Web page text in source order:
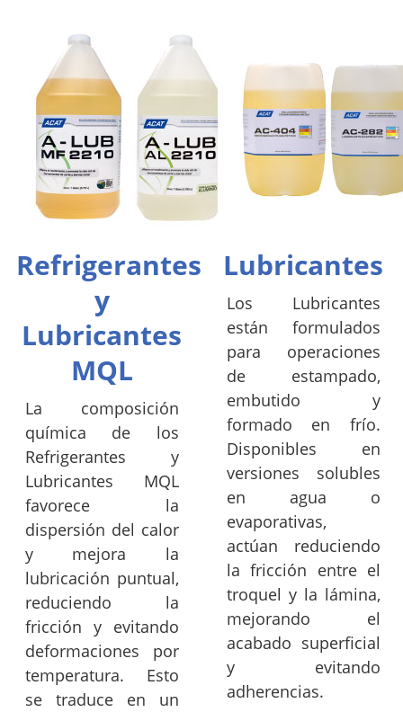
Refrigerantes
y
Lubricantes
MQL
La composición
química de los
Refrigerantes y
Lubricantes MQL
favorece la
dispersión del calor
y mejora la
lubricación puntual,
reduciendo la
fricción y evitando
deformaciones por
temperatura. Esto
se traduce en un
Lubricantes
Los Lubricantes
están formulados
para operaciones
de estampado,
embutido y
formado en frío.
Disponibles en
versiones solubles
en agua o
evaporativas,
actúan reduciendo
la fricción entre el
troquel y la lámina,
mejorando el
acabado superficial
y evitando
adherencias.